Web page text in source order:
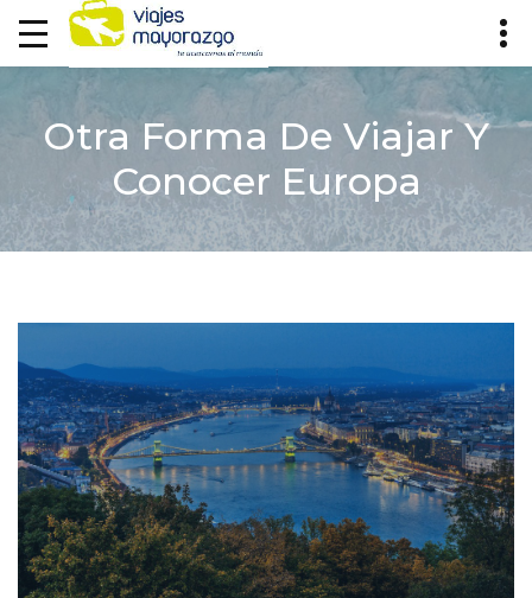
Otra Forma De Viajar Y
Conocer Europa